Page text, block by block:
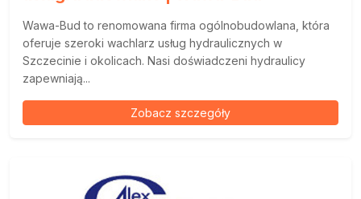
Wawa-Bud to renomowana firma ogólnobudowlana, która
oferuje szeroki wachlarz usług hydraulicznych w
Szczecinie i okolicach. Nasi doświadczeni hydraulicy
zapewniają...
Zobacz szczegóły